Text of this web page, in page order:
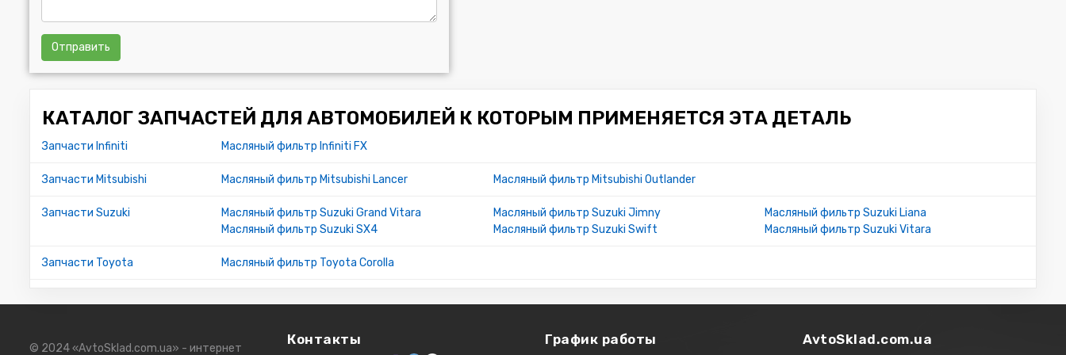
Отправить
КАТАЛОГ ЗАПЧАСТЕЙ ДЛЯ АВТОМОБИЛЕЙ К КОТОРЫМ ПРИМЕНЯЕТСЯ ЭТА ДЕТАЛЬ
Запчасти Infiniti Масляный фильтр Infiniti FX
Запчасти Mitsubishi Масляный фильтр Mitsubishi Lancer Масляный фильтр Mitsubishi Outlander
Запчасти Suzuki Масляный фильтр Suzuki Grand Vitara Масляный фильтр Suzuki Jimny
Масляный фильтр Suzuki Liana
Масляный фильтр Suzuki SX4
Масляный фильтр Suzuki Swift Масляный фильтр Suzuki Vitara
Запчасти Toyota Масляный фильтр Toyota Corolla
© 2024 «AvtoSklad.com.ua» - интернет
Контакты График работы AvtoSklad.com.ua